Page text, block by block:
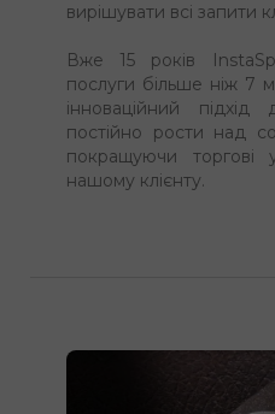
вирішувати всі запити
Вже 15 років
послуги більше ніж 7
інноваційний
постійно рости над
покращуючи
нашому клієнту.